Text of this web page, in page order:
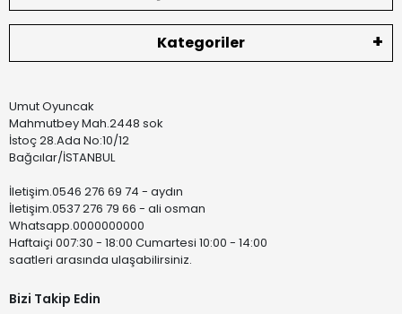
Kategoriler
Umut Oyuncak
Mahmutbey Mah.2448 sok
İstoç 28.Ada No:10/12
Bağcılar/İSTANBUL
İletişim.0546 276 69 74 - aydın
İletişim.0537 276 79 66 - ali osman
Whatsapp.0000000000
Haftaiçi 007:30 - 18:00 Cumartesi 10:00 - 14:00
saatleri arasında ulaşabilirsiniz.
Bizi Takip Edin